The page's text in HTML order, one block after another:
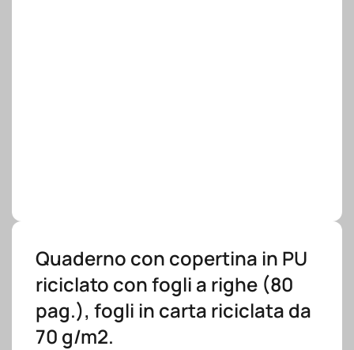
Quaderno con copertina in PU
riciclato con fogli a righe (80
pag.), fogli in carta riciclata da
70 g/m2.